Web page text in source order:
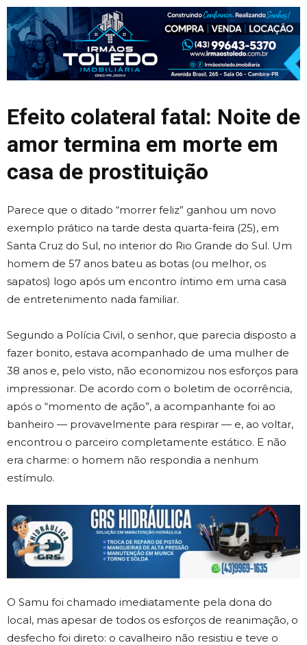
Efeito colateral fatal: Noite de
amor termina em morte em
casa de prostituição
Parece que o ditado “morrer feliz” ganhou um novo
exemplo prático na tarde desta quarta-feira (25), em
Santa Cruz do Sul, no interior do Rio Grande do Sul. Um
homem de 57 anos bateu as botas (ou melhor, os
sapatos) logo após um encontro íntimo em uma casa
de entretenimento nada familiar.
Segundo a Polícia Civil, o senhor, que parecia disposto a
fazer bonito, estava acompanhado de uma mulher de
38 anos e, pelo visto, não economizou nos esforços para
impressionar. De acordo com o boletim de ocorrência,
após o “momento de ação”, a acompanhante foi ao
banheiro — provavelmente para respirar — e, ao voltar,
encontrou o parceiro completamente estático. E não
era charme: o homem não respondia a nenhum
estímulo.
O Samu foi chamado imediatamente pela dona do
local, mas apesar de todos os esforços de reanimação, o
desfecho foi direto: o cavalheiro não resistiu e teve o